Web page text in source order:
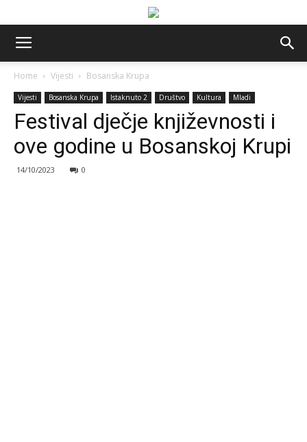
Home Vijesti Bosanska Krupa
Vijesti Bosanska Krupa Istaknuto 2 Društvo Kultura Mladi
Festival dječje književnosti i
ove godine u Bosanskoj Krupi
14/10/2023 0